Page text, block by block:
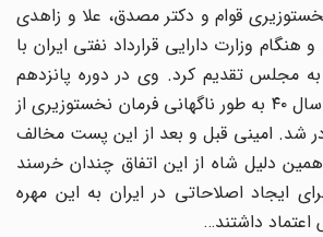
قوام و دکتر مصدق، علا و زاهدی
وزارت دارایی قرارداد نفتی ایران با
مجلس تقدیم کرد. وی در دوره پانزدهم
وارد مجلس شد و در سال ۴۰ به طور ناگهانی فرمان نخست­وزیری از
شد. امینی قبل و بعد از این پست مخالف
دلیل شاه از این اتفاق چندان خرسند
ایجاد اصلاحاتی در ایران به این مهره
داشتند…